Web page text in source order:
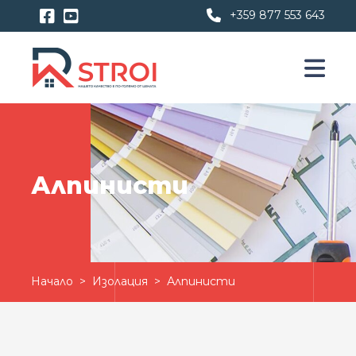
+359 877 553 643
Алпинисти
Начало > Изолация > Алпинисти